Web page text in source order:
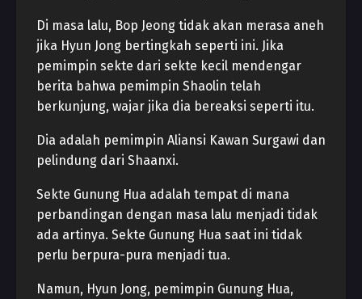
Di masa lalu, Bop Jeong tidak akan merasa aneh
jika Hyun Jong bertingkah seperti ini. Jika
pemimpin sekte dari sekte kecil mendengar
berita bahwa pemimpin Shaolin telah
berkunjung, wajar jika dia bereaksi seperti itu.
Dia adalah pemimpin Aliansi Kawan Surgawi dan
pelindung dari Shaanxi.
Sekte Gunung Hua adalah tempat di mana
perbandingan dengan masa lalu menjadi tidak
ada artinya. Sekte Gunung Hua saat ini tidak
perlu berpura-pura menjadi tua.
Namun, Hyun Jong, pemimpin Gunung Hua,